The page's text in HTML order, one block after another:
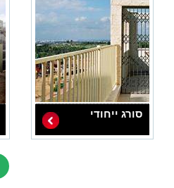
סורג ייחודי